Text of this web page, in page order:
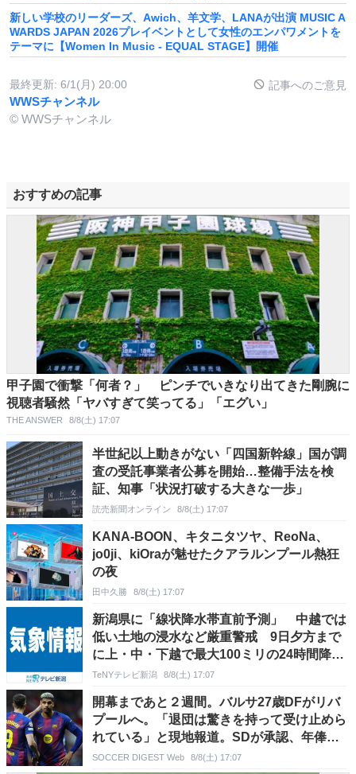
新しい学校のリーダーズ、Awich、羊文学、LANAが出演 MUSIC A
WARDS JAPAN 2026プレイベントとして⼥性のエンパワメントを
テーマに【Women In Music - EQUAL STAGE】開催
最終更新: 6/1(月) 20:00 記事へのご意見
WWSチャンネル
© WWSチャンネル
おすすめの記事
甲子園で衝撃「何者？」 ピンチでいきなり出てきた剛腕に
視聴者騒然「ヤバすぎて笑ってる」「エグい」
THE ANSWER 8/8(土) 17:07
半世紀以上動きがない「四国新幹線」国が調
査の受託事業者公募を開始…整備手法を検
証、知事「状況打破する大きな一歩」
読売新聞オンライン 8/8(土) 17:07
KANA-BOON、キタニタツヤ、ReoNa、
jo0ji、kiOraが魅せたクアラルンプール熱狂
の夜
田中久勝 8/8(土) 17:07
新潟県に「線状降水帯直前予測」 中越では
低い土地の浸水など厳重警戒 9日夕方まで
に上・中・下越で最大100ミリの24時間降水
量予想
TeNYテレビ新潟 8/8(土) 17:07
開幕まであと２週間。バルサ27歳DFがリバ
プールへ。「退団は驚きを持って受け止めら
れている」と現地報道。SDが承認、年俸は
移籍先が全額負担
SOCCER DIGEST Web 8/8(土) 17:07